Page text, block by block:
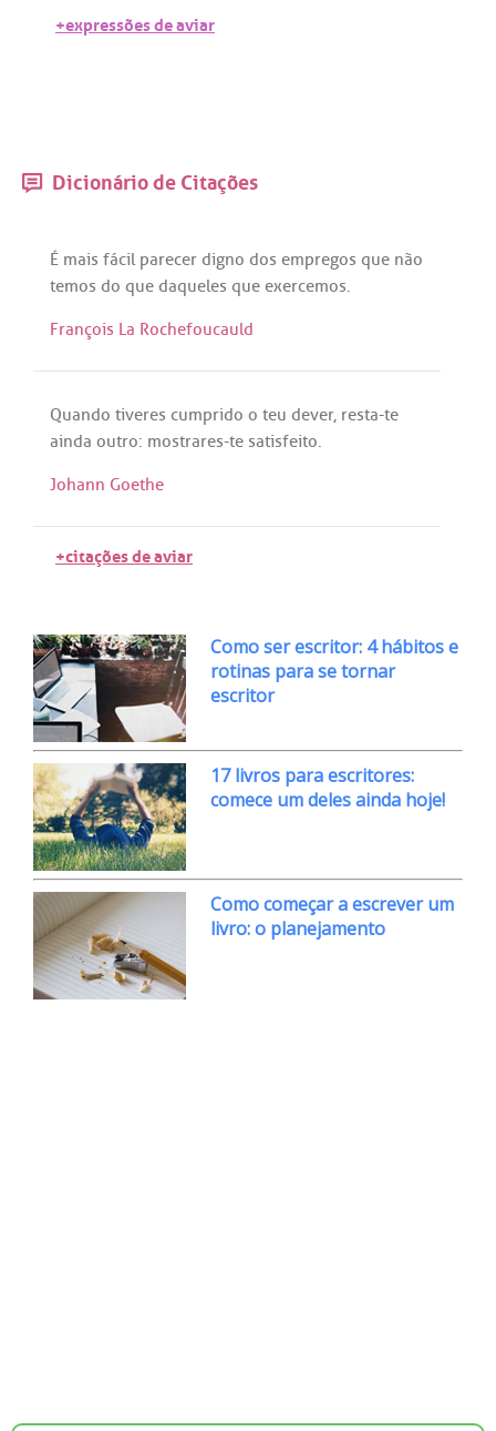
+expressões de aviar
Dicionário de Citações
É mais fácil parecer digno dos empregos que não
temos do que daqueles que exercemos.
François La Rochefoucauld
Quando tiveres cumprido o teu dever, resta-te
ainda outro: mostrares-te satisfeito.
Johann Goethe
+citações de aviar
Como ser escritor: 4 hábitos e
rotinas para se tornar
escritor
17 livros para escritores:
comece um deles ainda hoje!
Como começar a escrever um
livro: o planejamento